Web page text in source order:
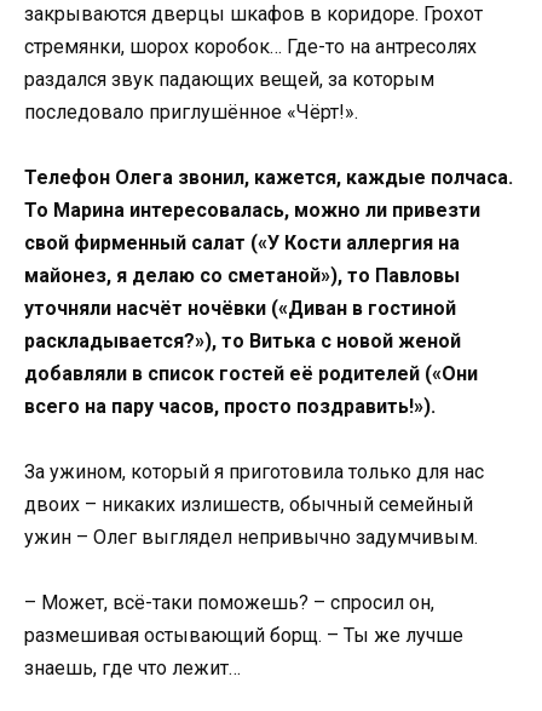
закрываются дверцы шкафов в коридоре. Грохот
стремянки, шорох коробок… Где-то на антресолях
раздался звук падающих вещей, за которым
последовало приглушённое «Чёрт!».
Телефон Олега звонил, кажется, каждые полчаса.
То Марина интересовалась, можно ли привезти
свой фирменный салат («У Кости аллергия на
майонез, я делаю со сметаной»), то Павловы
уточняли насчёт ночёвки («Диван в гостиной
раскладывается?»), то Витька с новой женой
добавляли в список гостей её родителей («Они
всего на пару часов, просто поздравить!»).
За ужином, который я приготовила только для нас
двоих – никаких излишеств, обычный семейный
ужин – Олег выглядел непривычно задумчивым.
– Может, всё-таки поможешь? – спросил он,
размешивая остывающий борщ. – Ты же лучше
знаешь, где что лежит…